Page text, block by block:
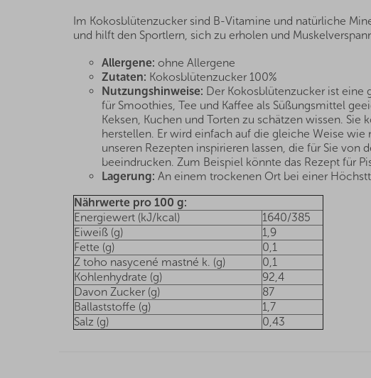
Im Kokosblütenzucker sind B-Vitamine und natürliche
und hilft den Sportlern, sich zu erholen und
Allergene: ohne Allergene
Zutaten: Kokosblütenzucker 100%
Nutzungshinweise: Der Kokosblütenzucker ist eine
für Smoothies, Tee und Kaffee als Süßungsmittel
Keksen, Kuchen und Torten zu schätzen wissen.
herstellen. Er wird einfach auf die gleiche Weise
unseren Rezepten inspirieren lassen, die für Sie
beeindrucken. Zum Beispiel könnte das Rezept für
Lagerung: An einem trockenen Ort bei einer
Nährwerte pro 100 g:
Energiewert (kJ/kcal)
1640/385
Eiweiß (g)
1,9
Fette (g)
0,1
Z toho nasycené mastné k. (g)
0,1
Kohlenhydrate (g)
92,4
Davon Zucker (g)
87
Ballaststoffe (g)
1,7
Salz (g)
0,43